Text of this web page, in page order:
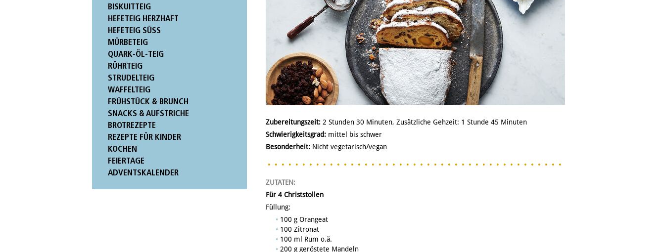
BISKUITTEIG
HEFETEIG HERZHAFT
HEFETEIG SÜSS
MÜRBETEIG
QUARK-ÖL-TEIG
RÜHRTEIG
STRUDELTEIG
WAFFELTEIG
FRÜHSTÜCK & BRUNCH
SNACKS & AUFSTRICHE
BROTREZEPTE
REZEPTE FÜR KINDER
KOCHEN
FEIERTAGE
ADVENTSKALENDER
Zubereitungszeit: 2 Stunden 30 Minuten, Zusätzliche Gehzeit: 1 Stunde 45 Minuten
Schwierigkeitsgrad: mittel bis schwer
Besonderheit: Nicht vegetarisch/vegan
ZUTATEN:
Für 4 Christstollen
Füllung:
100 g Orangeat
100 Zitronat
100 ml Rum o.ä.
200 g geröstete Mandeln